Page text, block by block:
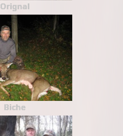
Orignal
Biche